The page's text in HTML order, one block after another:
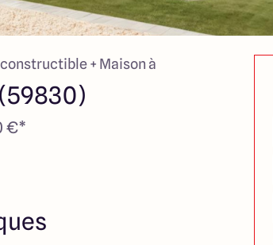
+ Maison à
€*